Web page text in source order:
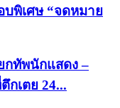
พิเศษ “จดหมาย
กทัพนักแสดง –
กเตย 24...